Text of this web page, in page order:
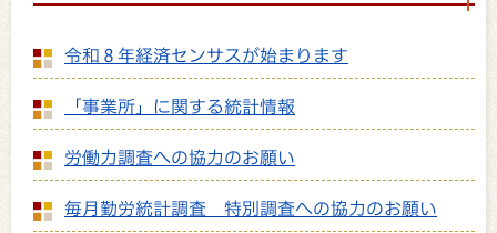
令和８年経済センサスが始まります
「事業所」に関する統計情報
労働力調査への協力のお願い
毎月勤労統計調査 特別調査への協力のお願い